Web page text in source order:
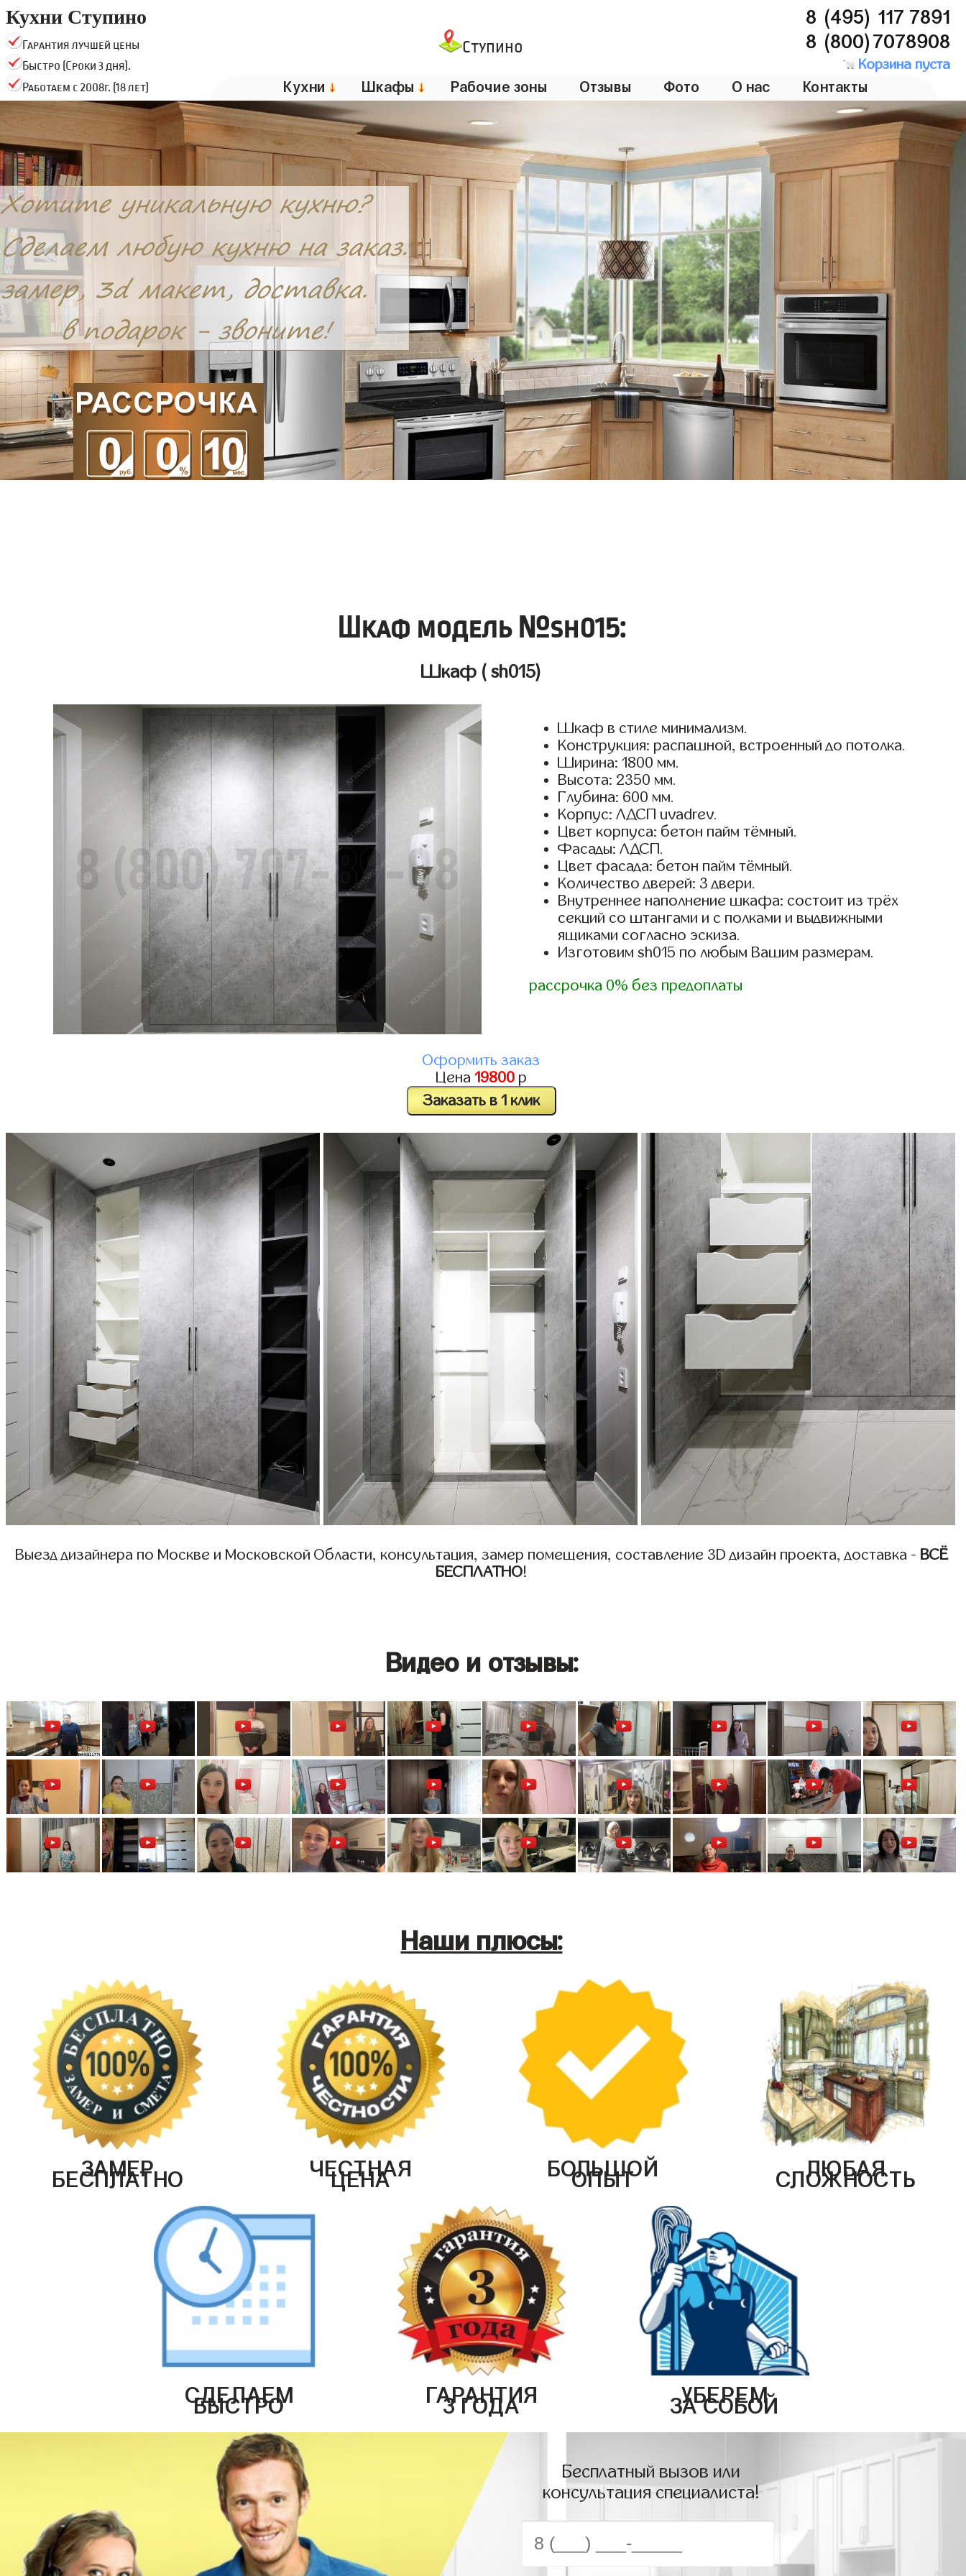
Кухни Ступино
Гарантия лучшей цены
Быстро (Сроки 3 дня).
Работаем с 2008г. (18 лет)
Ступино
8 (495) 117 7891
8 (800)7078908
Корзина пуста
Кухни ↓ Шкафы ↓ Рабочие зоны Отзывы Фото О нас Контакты
Шкаф модель №sh015:
Шкаф ( sh015)
Шкаф в стиле минимализм.
Конструкция: распашной, встроенный до потолка.
Ширина: 1800 мм.
Высота: 2350 мм.
Глубина: 600 мм.
Корпус: ЛДСП uvadrev.
Цвет корпуса: бетон пайм тёмный.
Фасады: ЛДСП.
Цвет фасада: бетон пайм тёмный.
Количество дверей: 3 двери.
Внутреннее наполнение шкафа: состоит из трёх
секций со штангами и с полками и выдвижными
ящиками согласно эскиза.
Изготовим sh015 по любым Вашим размерам.
рассрочка 0% без предоплаты
Оформить заказ
Цена19800 р
Заказать в 1 клик
Выезд дизайнера по Москве и Московской Области, консультация, замер помещения, составление 3D дизайн проекта, доставка - ВСЁ
БЕСПЛАТНО!
Видео и отзывы:
Наши плюсы:
ЗАМЕР
БЕСПЛАТНО ЧЕСТНАЯ
ЦЕНА БОЛЬШОЙ
ОПЫТ ЛЮБАЯ
СЛОЖНОСТЬ
СДЕЛАЕМ
БЫСТРО ГАРАНТИЯ
3 ГОДА УБЕРЕМ
ЗА СОБОЙ
Бесплатный вызов или
консультация специалиста!